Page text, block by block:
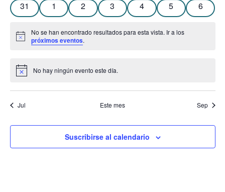
0 eventos
31 0 eventos
1 0 eventos
2 0 eventos
3 0 eventos
4 0 eventos
5 0
6
Aviso
No se han encontrado resultados para esta vista. Ir a los
próximos eventos.
Aviso No hay ningún evento este día.
Jul Este mes Sep
Suscribirse al calendario